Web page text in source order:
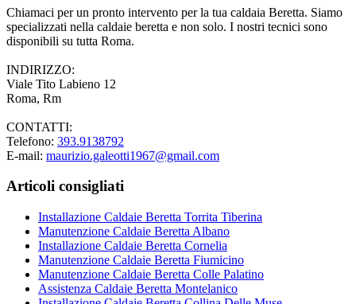
Chiamaci per un pronto intervento per la tua caldaia Beretta. Siamo
specializzati nella caldaie beretta e non solo. I nostri tecnici sono
disponibili su tutta Roma.
INDIRIZZO:
Viale Tito Labieno 12
Roma, Rm
CONTATTI:
Telefono: 393.9138792
E-mail: maurizio.galeotti1967@gmail.com
Articoli consigliati
Installazione Caldaie Beretta Torrita Tiberina
Manutenzione Caldaie Beretta Albano
Installazione Caldaie Beretta Cornelia
Manutenzione Caldaie Beretta Fiumicino
Manutenzione Caldaie Beretta Colle Palatino
Assistenza Caldaie Beretta Montelanico